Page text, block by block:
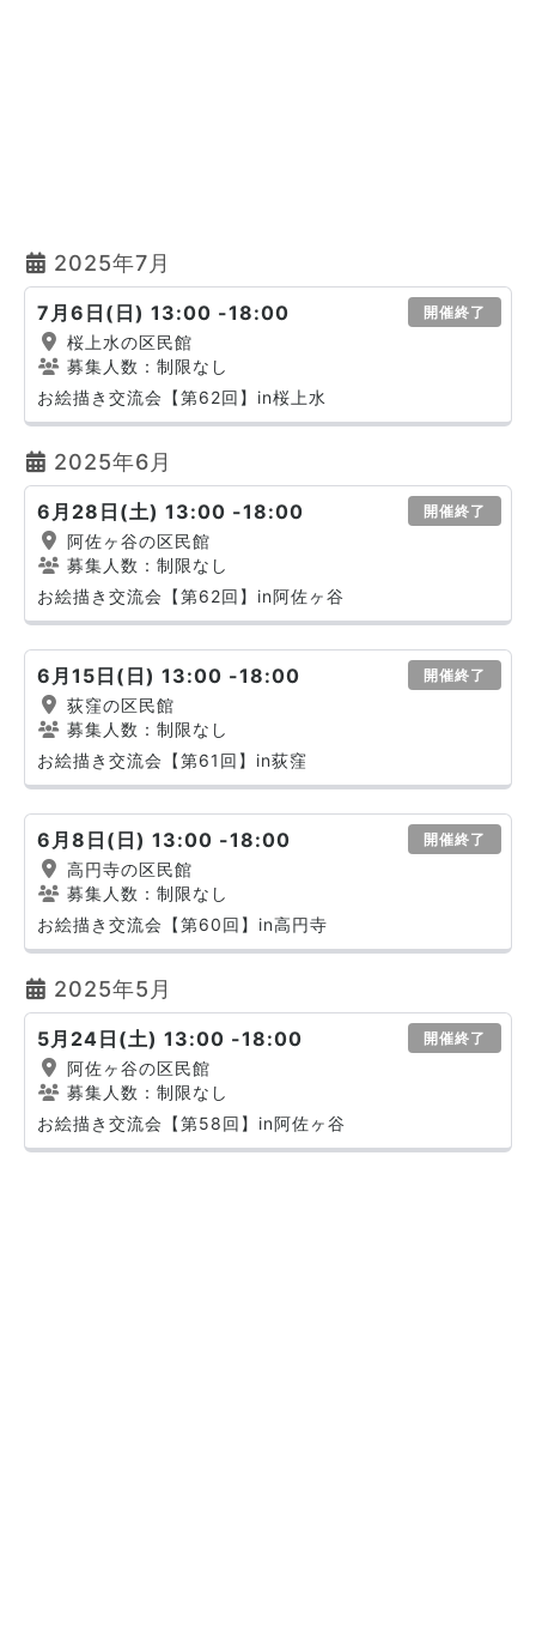
2025年7月
7月6日(日) 13:00 -18:00 開催終了
桜上水の区民館
募集人数：制限なし
お絵描き交流会【第62回】in桜上水
2025年6月
6月28日(土) 13:00 -18:00 開催終了
阿佐ヶ谷の区民館
募集人数：制限なし
お絵描き交流会【第62回】in阿佐ヶ谷
6月15日(日) 13:00 -18:00 開催終了
荻窪の区民館
募集人数：制限なし
お絵描き交流会【第61回】in荻窪
6月8日(日) 13:00 -18:00 開催終了
高円寺の区民館
募集人数：制限なし
お絵描き交流会【第60回】in高円寺
2025年5月
5月24日(土) 13:00 -18:00 開催終了
阿佐ヶ谷の区民館
募集人数：制限なし
お絵描き交流会【第58回】in阿佐ヶ谷